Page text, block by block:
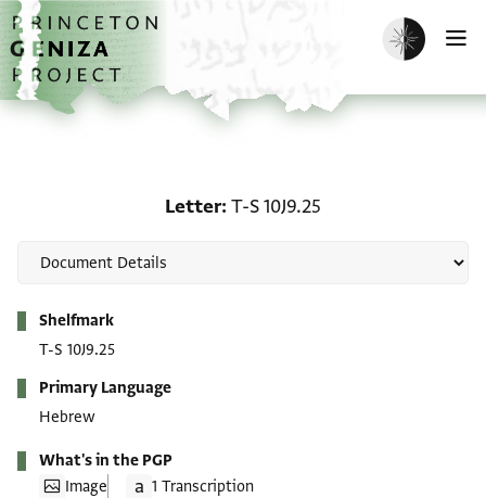
Skip to main content
home
Enable dark
Letter T-S 10J9.25
Shelfmark
T-S 10J9.25
Primary Language
Hebrew
What's in the PGP
Image
1 Transcription